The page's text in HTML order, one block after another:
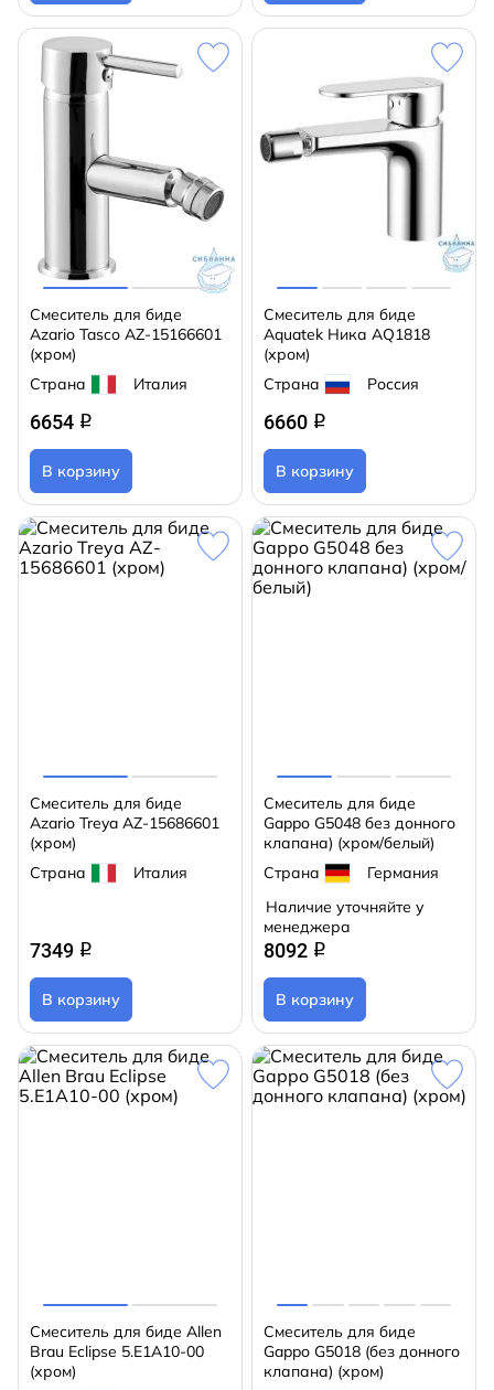
Смеситель для биде
Azario Tasco AZ-15166601
(хром)
Страна
Италия
6654 q
В корзину
Смеситель для биде
Aquatek Ника AQ1818
(хром)
Страна
Россия
6660 q
В корзину
Смеситель для биде
Azario Treya AZ-15686601
(хром)
Страна
Италия
7349 q
В корзину
Смеситель для биде
Gappo G5048 без донного
клапана) (хром/белый)
Страна
Германия
Наличие уточняйте у
менеджера
8092 q
В корзину
Смеситель для биде Allen
Brau Eclipse 5.E1A10-00
(хром)
Смеситель для биде
Gappo G5018 (без донного
клапана) (хром)